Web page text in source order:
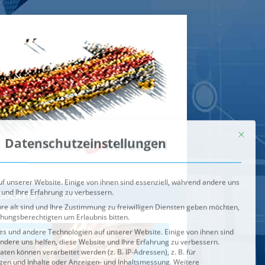
VIDEOS
IM BRENNPUNKT
unserer Website. Einige von ihnen sind essenziell, während andere uns
Ihre Erfahrung zu verbessern.
alt sind und Ihre Zustimmung zu freiwilligen Diensten geben möchten,
um Erlaubnis bitten.
und andere Technologien auf unserer Website. Einige von ihnen sind
können verarbeitet werden (z. B. IP-Adressen), z. B. für
und Inhalte oder Anzeigen- und Inhaltsmessung.
Verwendung Ihrer Daten finden Sie in unsererDatenschutzerklärung.
Service-Gruppen, für die eine Einwilligung erteilt werden
Speichern
Alle akzeptieren